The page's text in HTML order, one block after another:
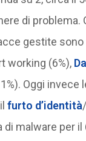
di problema.
gestite sono
working (6%),
Oggi invece
furto d’identità
di malware per il